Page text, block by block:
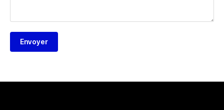
Envoyer